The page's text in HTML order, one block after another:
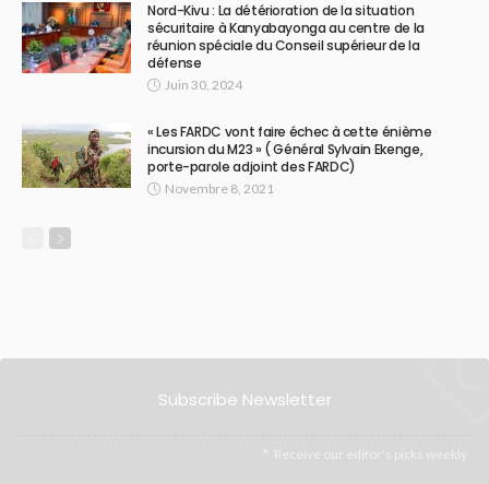
Nord-Kivu : La détérioration de la situation
sécuritaire à Kanyabayonga au centre de la
réunion spéciale du Conseil supérieur de la
défense
Juin 30, 2024
« Les FARDC vont faire échec à cette énième
incursion du M23 » ( Général Sylvain Ekenge,
porte-parole adjoint des FARDC)
Novembre 8, 2021
Subscribe Newsletter
Receive our editor's picks weekly